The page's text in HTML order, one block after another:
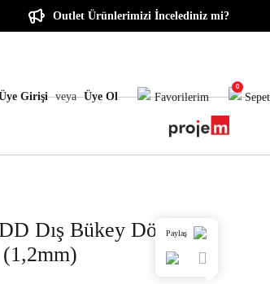
Outlet Ürünlerimizi İncelediniz mi?
Girişi veya Üye Ol Favorilerim
0
Sepet
Dış Bükey Dönüş
Paylaş